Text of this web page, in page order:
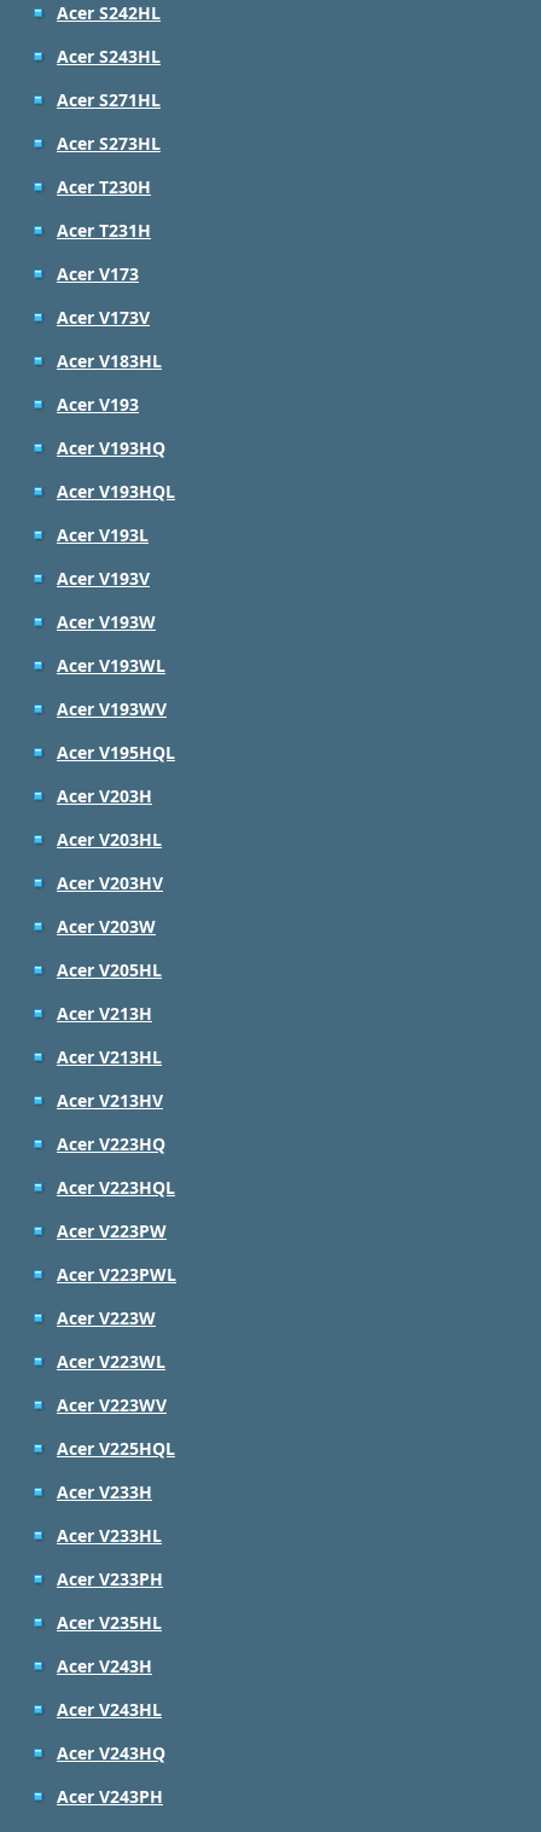
Acer S242HL
Acer S243HL
Acer S271HL
Acer S273HL
Acer T230H
Acer T231H
Acer V173
Acer V173V
Acer V183HL
Acer V193
Acer V193HQ
Acer V193HQL
Acer V193L
Acer V193V
Acer V193W
Acer V193WL
Acer V193WV
Acer V195HQL
Acer V203H
Acer V203HL
Acer V203HV
Acer V203W
Acer V205HL
Acer V213H
Acer V213HL
Acer V213HV
Acer V223HQ
Acer V223HQL
Acer V223PW
Acer V223PWL
Acer V223W
Acer V223WL
Acer V223WV
Acer V225HQL
Acer V233H
Acer V233HL
Acer V233PH
Acer V235HL
Acer V243H
Acer V243HL
Acer V243HQ
Acer V243PH